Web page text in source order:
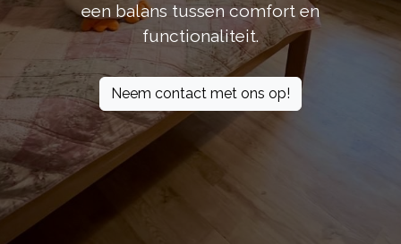
een balans tussen comfort en
functionaliteit.
Neem contact met ons op!